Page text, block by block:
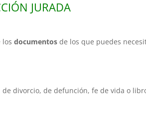
JURADA
losdocumentos de los que puedes
divorcio, de defunción, fe de vida o